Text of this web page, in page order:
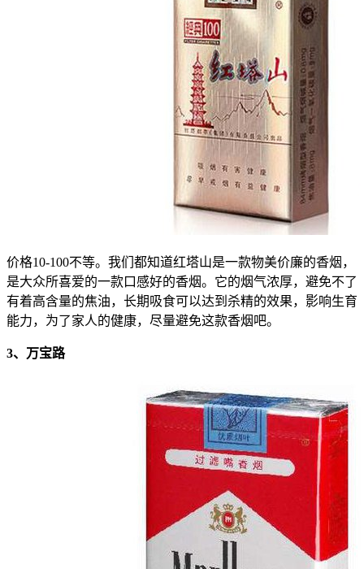
价格10-100不等。我们都知道红塔山是一款物美价廉的香烟，
是大众所喜爱的一款口感好的香烟。它的烟气浓厚，避免不了
有着高含量的焦油，长期吸食可以达到杀精的效果，影响生育
能力，为了家人的健康，尽量避免这款香烟吧。
3、万宝路